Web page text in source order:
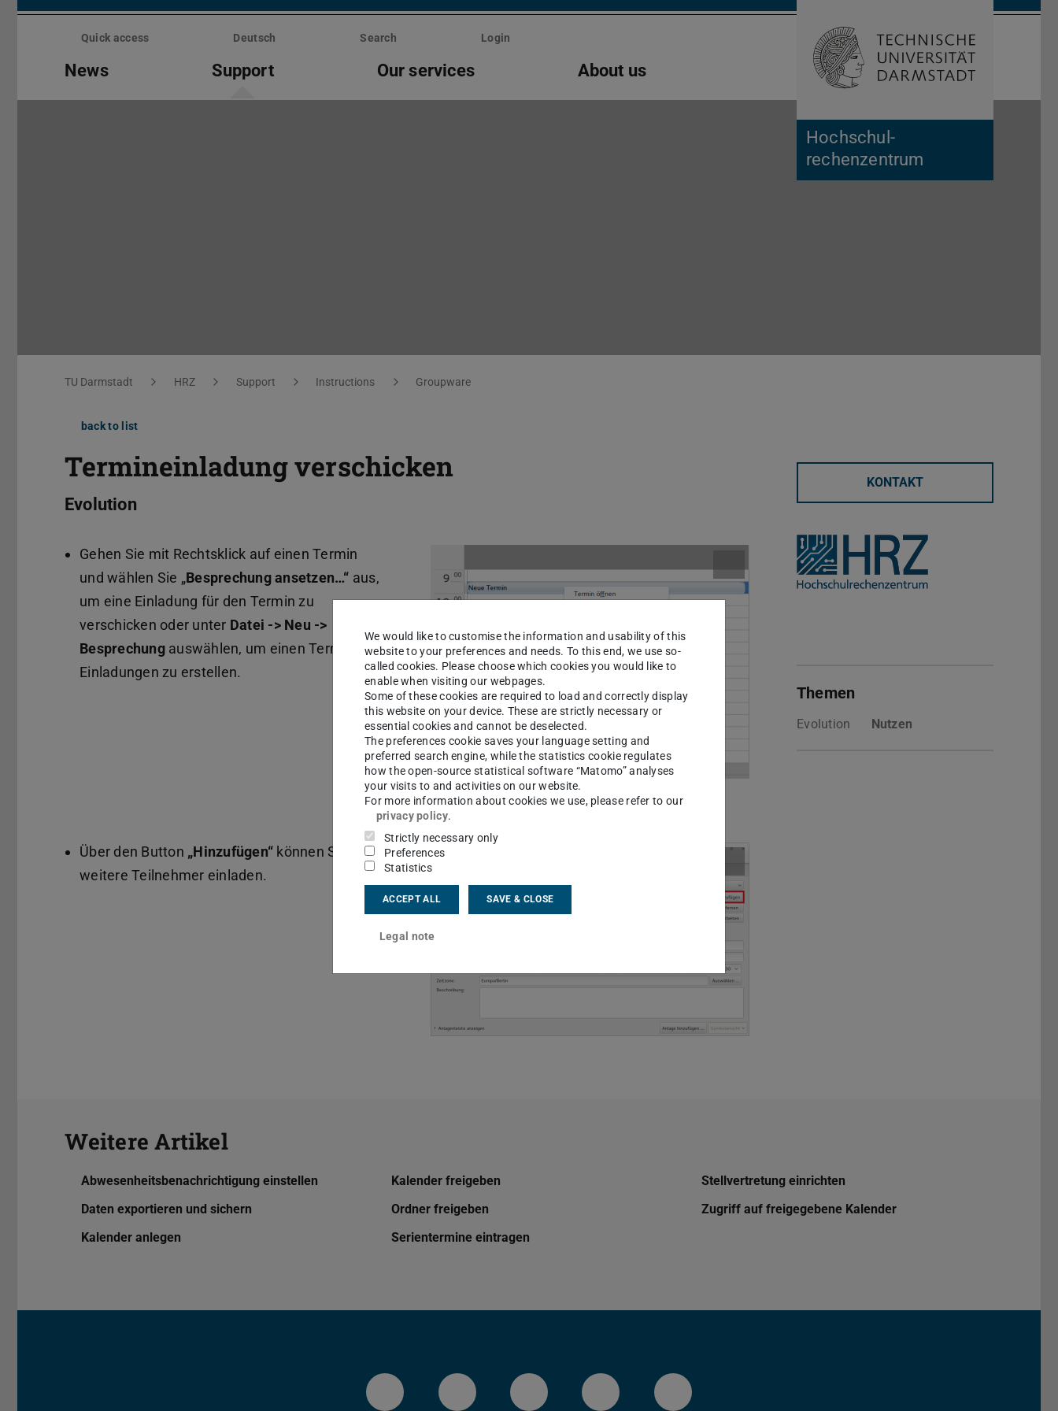
Skip
Hochschul­
rechenzentrum
Quick access Deutsch Search Login
News Support Our services About us Open search
You are here:
TU Darmstadt HRZ Support Instructions Groupware
back to list
Termineinladung verschicken
Evolution
Gehen Sie mit Rechtsklick auf einen Termin
und wählen Sie „Besprechung ansetzen…“ aus,
um eine Einladung für den Termin zu
verschicken oder unter Datei -> Neu ->
Besprechung auswählen, um einen Termin mit
Einladungen zu erstellen.
Über den Button „Hinzufügen“ können Sie
weitere Teilnehmer einladen.
KONTAKT
Themen
Evolution Nutzen
Weitere Artikel
Abwesenheitsbenachrichtigung einstellen
Daten exportieren und sichern
Kalender anlegen
Kalender freigeben
Ordner freigeben
Serientermine eintragen
Stellvertretung einrichten
Zugriff auf freigegebene Kalender
LinkedIn-Seite der TU Darmstadt
Instagram-Kanal der TU Darmstadt
Bluesky-Kanal der TU Darmstadt
Facebook-Seite der TU Darmstadt
YouTube-Kanal der TU Darmstadt
We would like to customise the information and usability of this
website to your preferences and needs. To this end, we use so-
called cookies. Please choose which cookies you would like to
enable when visiting our webpages.
Some of these cookies are required to load and correctly display
this website on your device. These are strictly necessary or
essential cookies and cannot be deselected.
The preferences cookie saves your language setting and
preferred search engine, while the statistics cookie regulates
how the open-source statistical software “Matomo” analyses
your visits to and activities on our website.
For more information about cookies we use, please refer to our
privacy policy.
Strictly necessary only
Preferences
Statistics
ACCEPT ALL SAVE & CLOSE
Legal note